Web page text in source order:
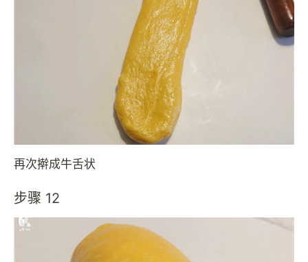
再次擀成牛舌状
步骤 12